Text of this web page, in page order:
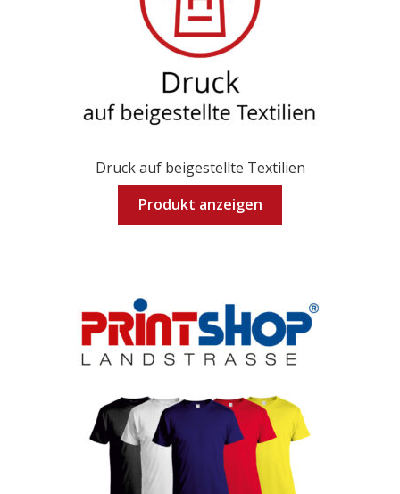
Druck auf beigestellte Textilien
Produkt anzeigen